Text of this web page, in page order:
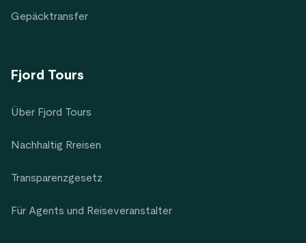
Gepäcktransfer
Fjord Tours
Über Fjord Tours
Nachhaltig Rreisen
Transparenzgesetz
Für Agents und Reiseveranstalter